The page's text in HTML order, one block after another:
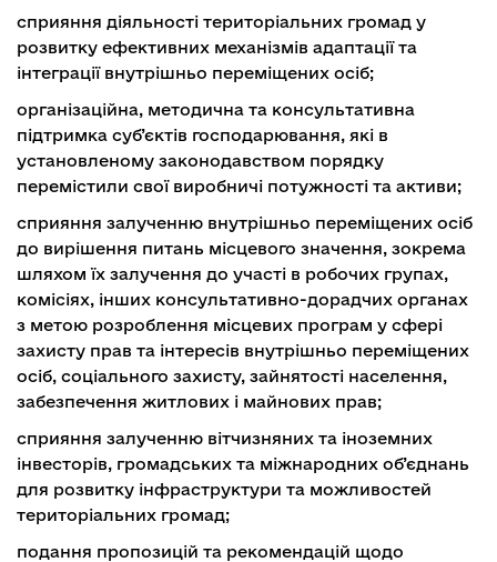
сприяння діяльності територіальних громад у
розвитку ефективних механізмів адаптації та
інтеграції внутрішньо переміщених осіб;
організаційна, методична та консультативна
підтримка суб’єктів господарювання, які в
установленому законодавством порядку
перемістили свої виробничі потужності та активи;
сприяння залученню внутрішньо переміщених осіб
до вирішення питань місцевого значення, зокрема
шляхом їх залучення до участі в робочих групах,
комісіях, інших консультативно-дорадчих органах
з метою розроблення місцевих програм у сфері
захисту прав та інтересів внутрішньо переміщених
осіб, соціального захисту, зайнятості населення,
забезпечення житлових і майнових прав;
сприяння залученню вітчизняних та іноземних
інвесторів, громадських та міжнародних об’єднань
для розвитку інфраструктури та можливостей
територіальних громад;
подання пропозицій та рекомендацій щодо